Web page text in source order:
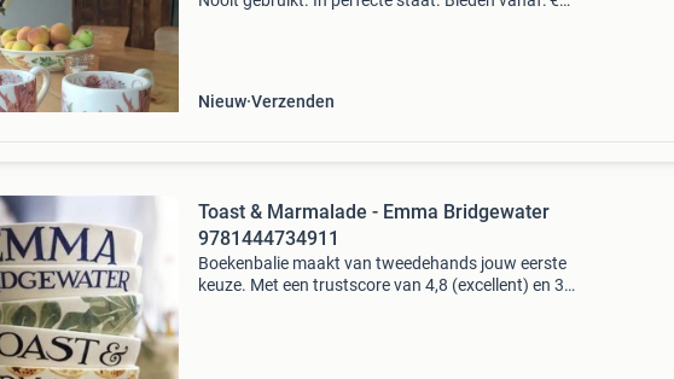
Nieuw Verzenden
Toast & Marmalade - Emma Bridgewater
9781444734911
Boekenbalie maakt van tweedehands jouw eerste
keuze. Met een trustscore van 4,8 (excellent) en 30